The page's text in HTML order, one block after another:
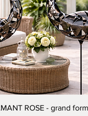
Visualização rápida
ROSE - grand